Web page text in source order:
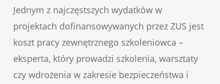
Jednym z najczęstszych wydatków w
projektach dofinansowywanych przez ZUS jest
koszt pracy zewnętrznego szkoleniowca –
eksperta, który prowadzi szkolenia, warsztaty
czy wdrożenia w zakresie bezpieczeństwa i